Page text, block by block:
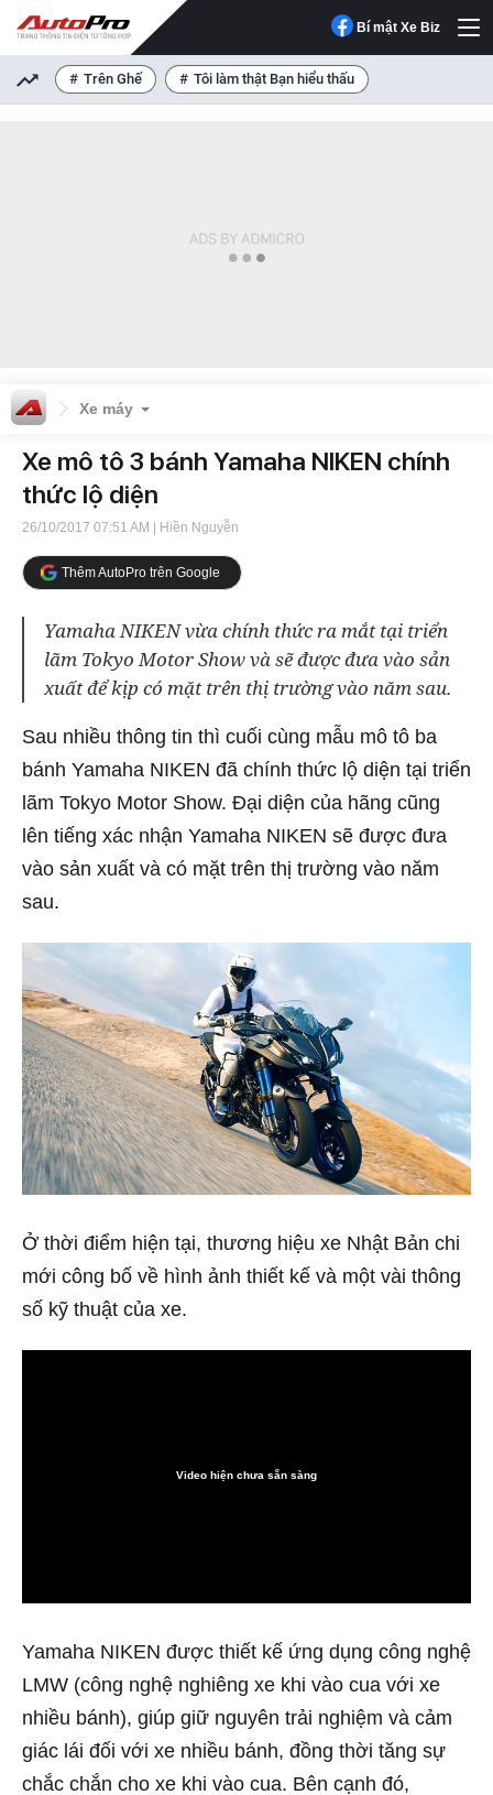
Bí mật Xe Biz
Trên Ghế Tôi làm thật Bạn hiểu thấu
Xe máy
Xe mô tô 3 bánh Yamaha NIKEN chính
thức lộ diện
26/10/2017 07:51 AM | Hiền Nguyễn
Thêm AutoPro trên Google
Yamaha NIKEN vừa chính thức ra mắt tại triển
lãm Tokyo Motor Show và sẽ được đưa vào sản
xuất để kịp có mặt trên thị trường vào năm sau.
Sau nhiều thông tin thì cuối cùng mẫu mô tô ba
bánh Yamaha NIKEN đã chính thức lộ diện tại triển
lãm Tokyo Motor Show. Đại diện của hãng cũng
lên tiếng xác nhận Yamaha NIKEN sẽ được đưa
vào sản xuất và có mặt trên thị trường vào năm
sau.
Ở thời điểm hiện tại, thương hiệu xe Nhật Bản chi
mới công bố về hình ảnh thiết kế và một vài thông
số kỹ thuật của xe.
Video hiện chưa sẵn sàng
Yamaha NIKEN được thiết kế ứng dụng công nghệ
LMW (công nghệ nghiêng xe khi vào cua với xe
nhiều bánh), giúp giữ nguyên trải nghiệm và cảm
giác lái đối với xe nhiều bánh, đồng thời tăng sự
chắc chắn cho xe khi vào cua. Bên cạnh đó,